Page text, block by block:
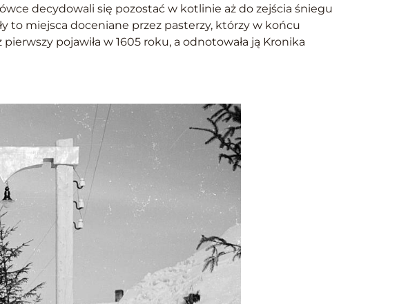
decydowali się pozostać w kotlinie aż do zejścia śniegu
to miejsca doceniane przez pasterzy, którzy w końcu
pojawiła w 1605 roku, a odnotowała ją Kronika